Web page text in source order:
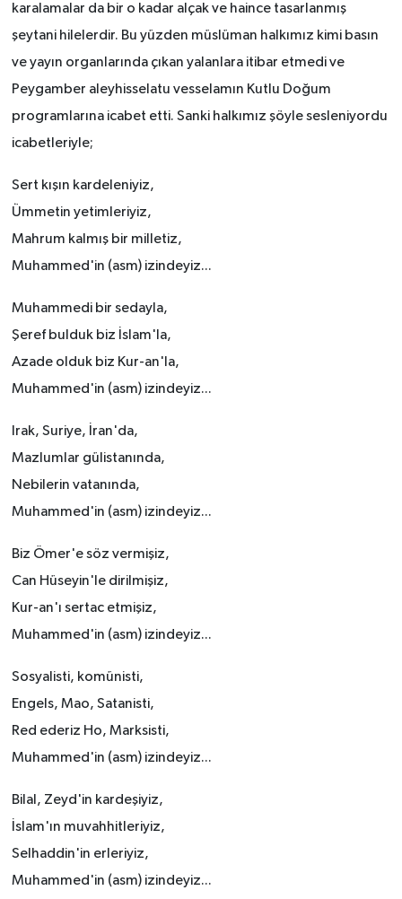
karalamalar da bir o kadar alçak ve haince tasarlanmış
şeytani hilelerdir. Bu yüzden müslüman halkımız kimi basın
ve yayın organlarında çıkan yalanlara itibar etmedi ve
Peygamber aleyhisselatu vesselamın Kutlu Doğum
programlarına icabet etti. Sanki halkımız şöyle sesleniyordu
icabetleriyle;
Sert kışın kardeleniyiz,
Ümmetin yetimleriyiz,
Mahrum kalmış bir milletiz,
Muhammed'in (asm) izindeyiz...
Muhammedi bir sedayla,
Şeref bulduk biz İslam'la,
Azade olduk biz Kur-an'la,
Muhammed'in (asm) izindeyiz...
Irak, Suriye, İran'da,
Mazlumlar gülistanında,
Nebilerin vatanında,
Muhammed'in (asm) izindeyiz...
Biz Ömer'e söz vermişiz,
Can Hüseyin'le dirilmişiz,
Kur-an'ı sertac etmişiz,
Muhammed'in (asm) izindeyiz...
Sosyalisti, komünisti,
Engels, Mao, Satanisti,
Red ederiz Ho, Marksisti,
Muhammed'in (asm) izindeyiz...
Bilal, Zeyd'in kardeşiyiz,
İslam'ın muvahhitleriyiz,
Selhaddin'in erleriyiz,
Muhammed'in (asm) izindeyiz...